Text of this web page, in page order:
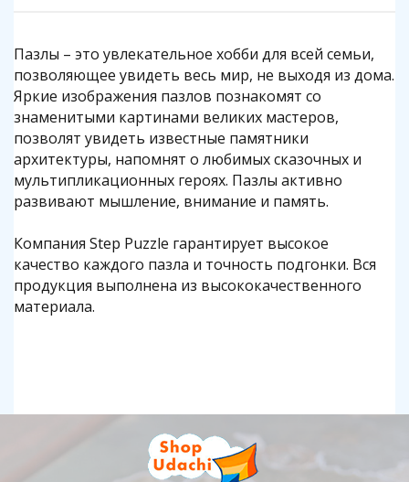
Пазлы – это увлекательное хобби для всей семьи,
позволяющее увидеть весь мир, не выходя из дома.
Яркие изображения пазлов познакомят со
знаменитыми картинами великих мастеров,
позволят увидеть известные памятники
архитектуры, напомнят о любимых сказочных и
мультипликационных героях. Пазлы активно
развивают мышление, внимание и память.
Компания Step Puzzle гарантирует высокое
качество каждого пазла и точность подгонки. Вся
продукция выполнена из высококачественного
материала.